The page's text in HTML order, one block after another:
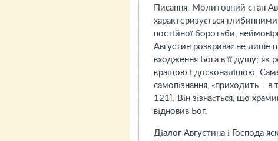
Писання. Молитовний стан
характеризується
постійної боротьби,
Августин розкриває не лише
входження Бога в її душу; як
кращою і досконалішою.
самопізнання, «приходить... в
121]. Він зізнається, що
відновив Бог.
Діалог Августина і Господа